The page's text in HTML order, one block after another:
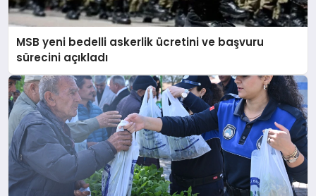
MSB yeni bedelli askerlik ücretini ve başvuru
sürecini açıkladı